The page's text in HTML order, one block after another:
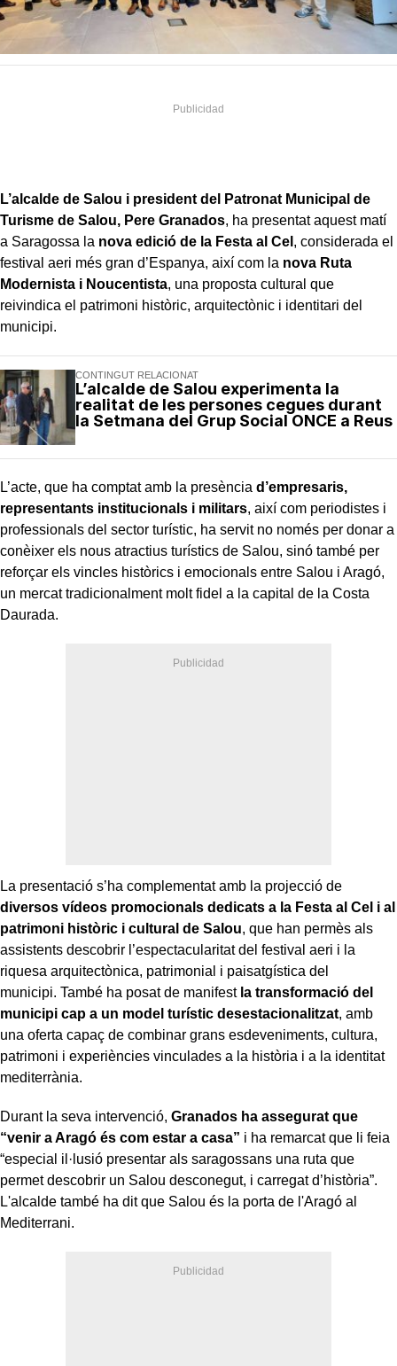
L’alcalde de Salou i president del Patronat Municipal de
Turisme de Salou, Pere Granados, ha presentat aquest matí
a Saragossa la nova edició de la Festa al Cel , considerada el
festival aeri més gran d’Espanya, així com la nova Ruta
Modernista i Noucentista, una proposta cultural que
reivindica el patrimoni històric, arquitectònic i identitari del
municipi.
CONTINGUT RELACIONAT
L’alcalde de Salou experimenta la
realitat de les persones cegues durant
la Setmana del Grup Social ONCE a Reus
L’acte, que ha comptat amb la presència d’empresaris,
representants institucionals i militars, així com periodistes i
professionals del sector turístic, ha servit no només per donar a
conèixer els nous atractius turístics de Salou, sinó també per
reforçar els vincles històrics i emocionals entre Salou i Aragó,
un mercat tradicionalment molt fidel a la capital de la Costa
Daurada.
La presentació s’ha complementat amb la projecció de
diversos vídeos promocionals dedicats a la Festa al Cel i al
patrimoni històric i cultural de Salou, que han permès als
assistents descobrir l’espectacularitat del festival aeri i la
riquesa arquitectònica, patrimonial i paisatgística del
municipi. També ha posat de manifest la transformació del
municipi cap a un model turístic desestacionalitzat, amb
una oferta capaç de combinar grans esdeveniments, cultura,
patrimoni i experiències vinculades a la història i a la identitat
mediterrània.
Durant la seva intervenció, Granados ha assegurat que
“venir a Aragó és com estar a casa” i ha remarcat que li feia
“especial il·lusió presentar als saragossans una ruta que
permet descobrir un Salou desconegut, i carregat d’història”.
L'alcalde també ha dit que Salou és la porta de l'Aragó al
Mediterrani.